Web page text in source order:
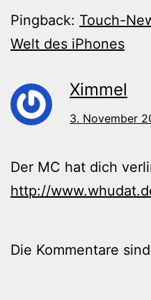
Pingback: Touch-
Welt des iPhones
Ximmel
3. November
Der MC hat dich
http://
Die Kommentare